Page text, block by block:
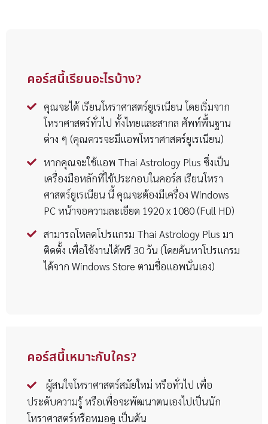
คอร์สนี้เรียนอะไรบ้าง?
คุณจะได้ เรียนโหราศาสตร์ยูเรเนียน โดยเริ่มจาก
โหราศาสตร์ทั่วไป ทั้งไทยและสากล ศัพท์พื้นฐาน
ต่าง ๆ (คุณควรจะมีแอพโหราศาสตร์ยูเรเนียน)
หากคุณจะใช้แอพ Thai Astrology Plus ซึ่งเป็น
เครื่องมือหลักที่ใช้ประกอบในคอร์ส เรียนโหรา
ศาสตร์ยูเรเนียน นี้ คุณจะต้องมีเครื่อง Windows
PC หน้าจอความละเอียด 1920 x 1080 (Full HD)
สามารถโหลดโปรแกรม Thai Astrology Plus มา
ติดตั้ง เพื่อใช้งานได้ฟรี 30 วัน (โดยค้นหาโปรแกรม
ได้จาก Windows Store ตามชื่อแอพนั่นเอง)
คอร์สนี้เหมาะกับใคร?
ผู้สนใจโหราศาสตร์สมัยใหม่ หรือทั่วไป เพื่อ
ประดับความรู้ หรือเพื่อจะพัฒนาตนเองไปเป็นนัก
โหราศาสตร์หรือหมอดู เป็นต้น